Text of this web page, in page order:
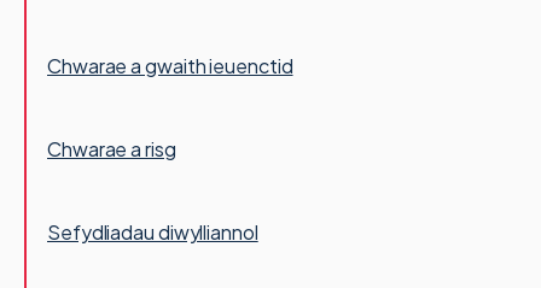
Chwarae a gwaith ieuenctid
Chwarae a risg
Sefydliadau diwylliannol